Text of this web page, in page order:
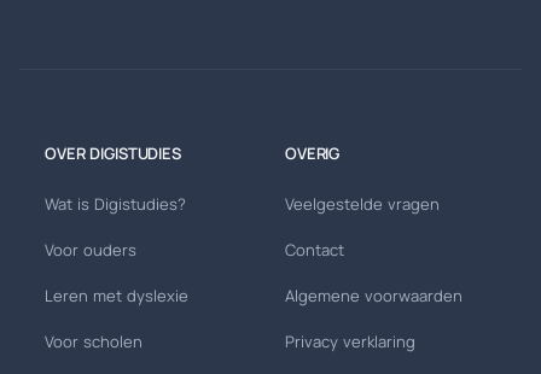
OVER DIGISTUDIES
Wat is Digistudies?
Voor ouders
Leren met dyslexie
Voor scholen
OVERIG
Veelgestelde vragen
Contact
Algemene voorwaarden
Privacy verklaring